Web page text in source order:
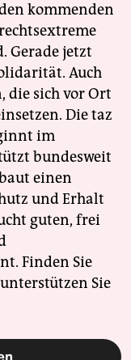
kommenden
Gerade jetzt
Auch
die sich vor Ort
Die taz
im
bundesweit
einen
und Erhalt
guten, frei
Finden Sie
Sie